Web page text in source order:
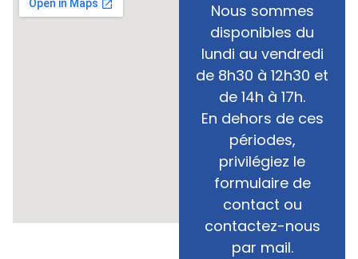
Nous sommes
disponibles du
lundi au vendredi
de 8h30 à 12h30 et
de 14h à 17h.
En dehors de ces
périodes,
privilégiez le
formulaire de
contact ou
contactez-nous
par mail.